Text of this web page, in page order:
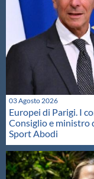
03 Agosto 2026
Europei di Parigi. I
Consiglio e ministro
Sport Abodi